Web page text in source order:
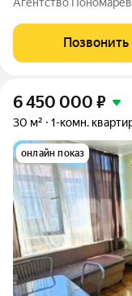
пляжем, первая
Позвонить
6 450 000 ₽
30 м² 1-комн.
онлайн показ